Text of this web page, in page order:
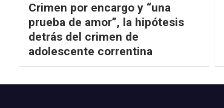
Crimen por encargo y “una
prueba de amor”, la hipótesis
detrás del crimen de
adolescente correntina